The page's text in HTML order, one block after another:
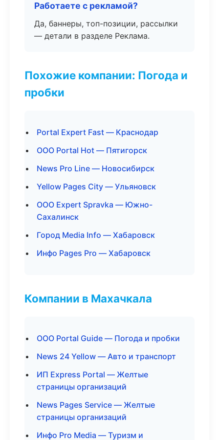
Работаете с рекламой?
Да, баннеры, топ-позиции, рассылки
— детали в разделе Реклама.
Похожие компании: Погода и
пробки
Portal Expert Fast — Краснодар
ООО Portal Hot — Пятигорск
News Pro Line — Новосибирск
Yellow Pages City — Ульяновск
ООО Expert Spravka — Южно-
Сахалинск
Город Media Info — Хабаровск
Инфо Pages Pro — Хабаровск
Компании в Махачкала
ООО Portal Guide — Погода и пробки
News 24 Yellow — Авто и транспорт
ИП Express Portal — Желтые
страницы организаций
News Pages Service — Желтые
страницы организаций
Инфо Pro Media — Туризм и